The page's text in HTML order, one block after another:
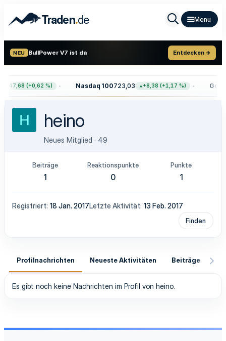
Traden.de
NEU BullPower V7 ist da Entdecken →
+47,68 (+0,62 %) Nasdaq 100723,03 +8,38 (+1,17 %) Gold
H heino
Neues Mitglied · 49
Beiträge
1
Reaktionspunkte
0
Punkte
1
Registriert 18 Jan. 2017Letzte Aktivität 13 Feb. 2017
Finden
Profilnachrichten Neueste Aktivitäten Beiträge
Es gibt noch keine Nachrichten im Profil von heino.